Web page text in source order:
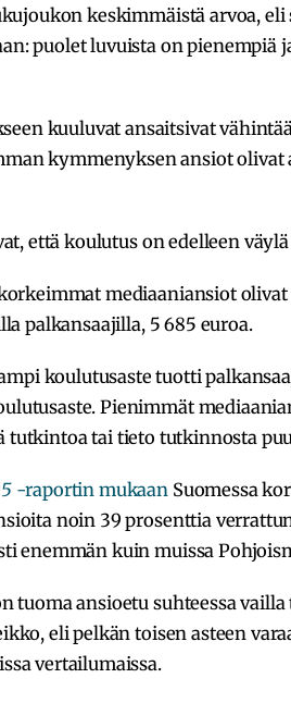
keskimmäistä arvoa, eli
puolet luvuista on pienempiä
kuuluvat ansaitsivat
kymmenyksen ansiot olivat
että koulutus on edelleen
mediaaniansiot olivat
palkansaajilla, 5 685 euroa.
koulutusaste tuotti
Pienimmät
tutkintoa tai tieto tutkinnosta
-raportin mukaan Suomessa
noin 39 prosenttia
enemmän kuin muissa
tuoma ansioetu suhteessa vailla
eli pelkän toisen asteen
vertailumaissa.